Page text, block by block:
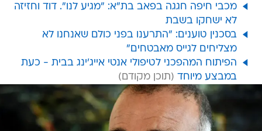
מכבי חיפה חגגה בפאב בת"א: "מגיע לנו". דוד וחזיזה
לא ישחקו בשבת
בסכנין טוענים: "התרענו בפני כולם שאנחנו לא
מצליחים לגייס מאבטחים"
הפיתוח המהפכני לטיפולי אנטי אייג'ינג בבית - כעת
במבצע מיוחד